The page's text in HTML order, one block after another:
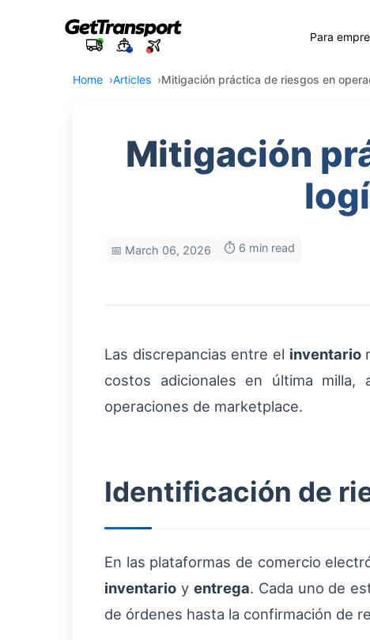
Para
Home Articles Mitigación práctica de riesgos en
Mitigación
📅 March 06, 2026 ⏱️ 6 min read
Las discrepancias entre el inventario
costos adicionales en última
operaciones de marketplace.
Identificación de
En las plataformas de comercio
inventario y entrega. Cada uno de
de órdenes hasta la confirmación de